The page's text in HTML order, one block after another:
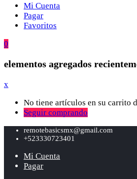
Mi Cuenta
Pagar
Favoritos
0
elementos agregados
x
No tiene artículos en su carrito
Seguir comprando
remotebasicsmx@gmail.com
+523330723401
Mi Cuenta
Pagar